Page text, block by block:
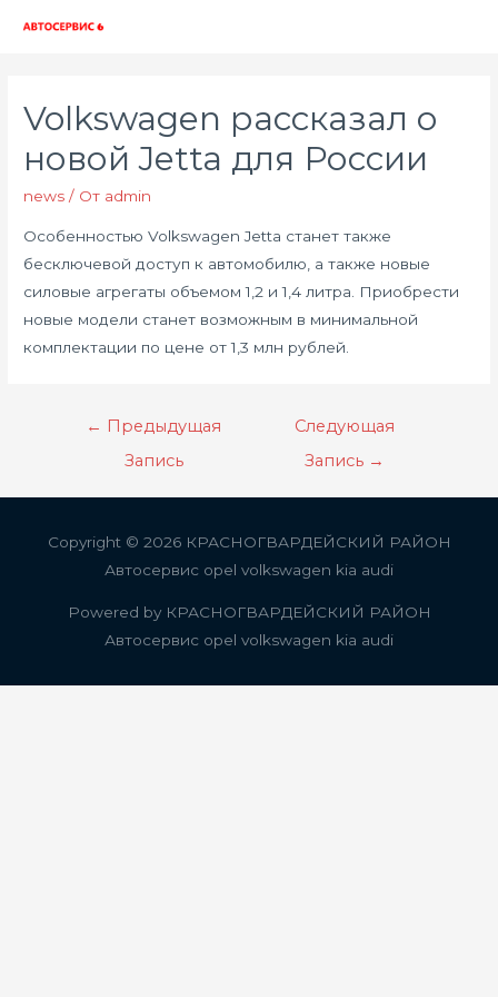
Volkswagen рассказал о
новой Jetta для России
news / От admin
Особенностью Volkswagen Jetta станет также
бесключевой доступ к автомобилю, а также новые
силовые агрегаты объемом 1,2 и 1,4 литра. Приобрести
новые модели станет возможным в минимальной
комплектации по цене от 1,3 млн рублей.
Навигация
записям
← Предыдущая
Запись
Следующая
Запись →
Copyright © 2026 КРАСНОГВАРДЕЙСКИЙ РАЙОН
Автосервис opel volkswagen kia audi
Powered by КРАСНОГВАРДЕЙСКИЙ РАЙОН
Автосервис opel volkswagen kia audi